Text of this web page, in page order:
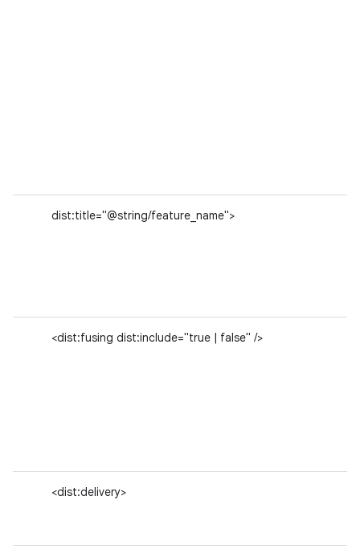
dist:title="@string/feature_name">
<dist:fusing dist:include="true | false" />
<dist:delivery>